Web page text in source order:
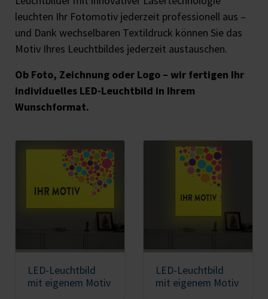
leuchten Ihr Fotomotiv jederzeit professionell aus –
und Dank wechselbaren Textildruck können Sie das
Motiv Ihres Leuchtbildes jederzeit austauschen.
Ob Foto, Zeichnung oder Logo – wir fertigen Ihr
individuelles LED-Leuchtbild in Ihrem
Wunschformat.
LED-Leuchtbild
mit eigenem Motiv
LED-Leuchtbild
mit eigenem Motiv